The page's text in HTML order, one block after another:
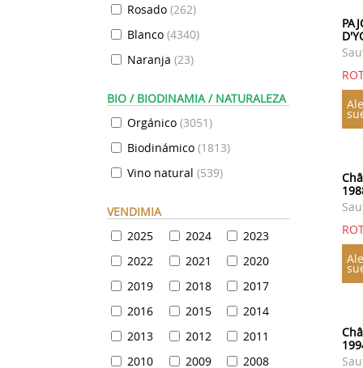
Rosado (262)
Blanco (4340)
Naranja (23)
BIO / BIODINAMIA / NATURALEZA
Orgánico (3051)
Biodinámico (1813)
Vino natural (539)
VENDIMIA
2025
2024
2023
2022
2021
2020
2019
2018
2017
2016
2015
2014
2013
2012
2011
2010
2009
2008